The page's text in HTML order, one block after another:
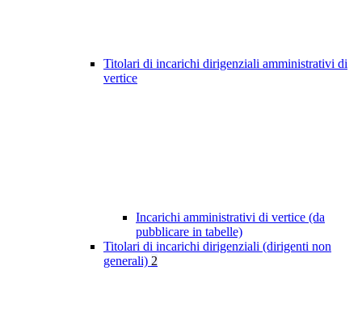
Titolari di incarichi dirigenziali amministrativi di
vertice
Incarichi amministrativi di vertice (da
pubblicare in tabelle)
Titolari di incarichi dirigenziali (dirigenti non
generali) 2